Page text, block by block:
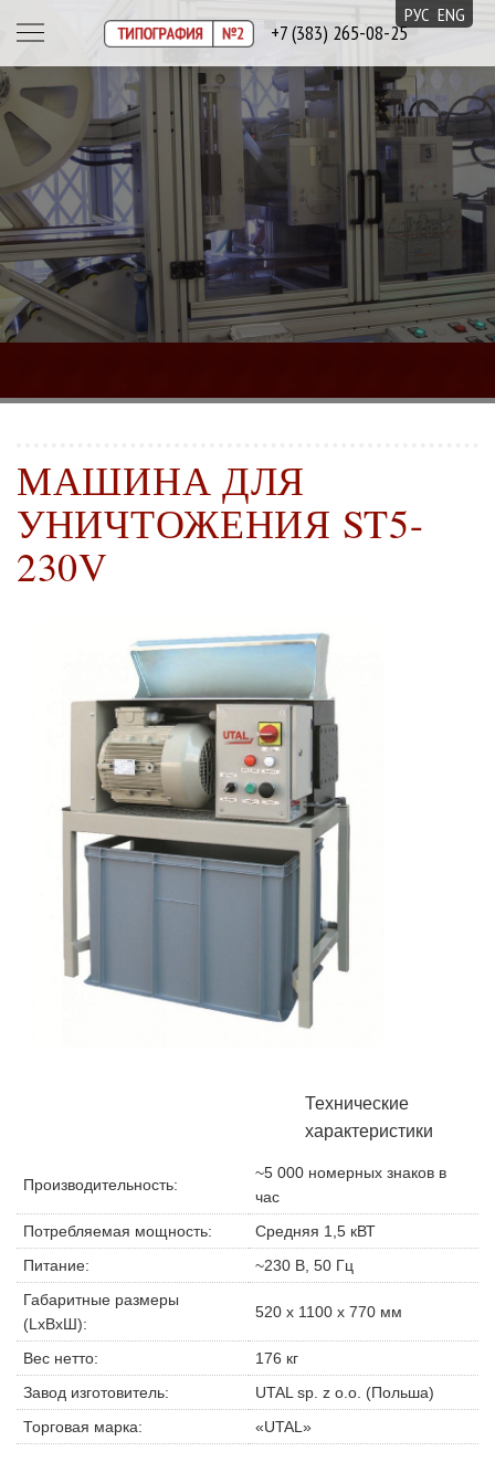
РУС ENG
+7 (383) 265-08-25
МАШИНА ДЛЯ
УНИЧТОЖЕНИЯ ST5-
230V
Технические
характеристики
Производительность:
~5 000 номерных знаков в
час
Потребляемая мощность:
Средняя 1,5 кВТ
Питание:
~230 В, 50 Гц
Габаритные размеры
(LxВxШ):
520 x 1100 x 770 мм
Вес нетто:
176 кг
Завод изготовитель:
UTAL sp. z o.o. (Польша)
Торговая марка:
«UTAL»